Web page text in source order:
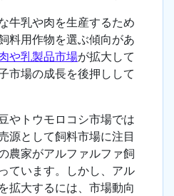
牛乳や肉を生産するため
料用作物を選ぶ傾向があ
や乳製品市場が拡大して
市場の成長を後押しして
やトウモロコシ市場では
源として飼料市場に注目
農家がアルファルファ飼
ています。しかし、アル
拡大するには、市場動向